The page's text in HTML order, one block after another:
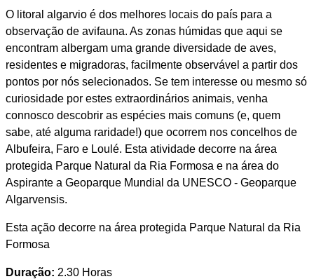
O litoral algarvio é dos melhores locais do país para a
observação de avifauna. As zonas húmidas que aqui se
encontram albergam uma grande diversidade de aves,
residentes e migradoras, facilmente observável a partir dos
pontos por nós selecionados. Se tem interesse ou mesmo só
curiosidade por estes extraordinários animais, venha
connosco descobrir as espécies mais comuns (e, quem
sabe, até alguma raridade!) que ocorrem nos concelhos de
Albufeira, Faro e Loulé. Esta atividade decorre na área
protegida Parque Natural da Ria Formosa e na área do
Aspirante a Geoparque Mundial da UNESCO - Geoparque
Algarvensis.
Esta ação decorre na área protegida Parque Natural da Ria
Formosa
Duração: 2.30 Horas